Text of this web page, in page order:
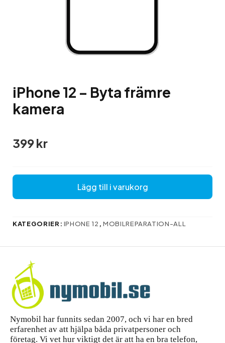
iPhone 12 – Byta främre
kamera
399kr
Lägg till i varukorg
KATEGORIER: IPHONE 12 , MOBILREPARATION-ALL
Nymobil har funnits sedan 2007, och vi har en bred
erfarenhet av att hjälpa båda privatpersoner och
företag. Vi vet hur viktigt det är att ha en bra telefon,